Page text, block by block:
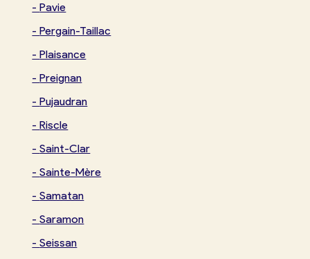
-Pavie
-Pergain-Taillac
-Plaisance
-Preignan
-Pujaudran
-Riscle
-Saint-Clar
-Sainte-Mère
-Samatan
-Saramon
-Seissan